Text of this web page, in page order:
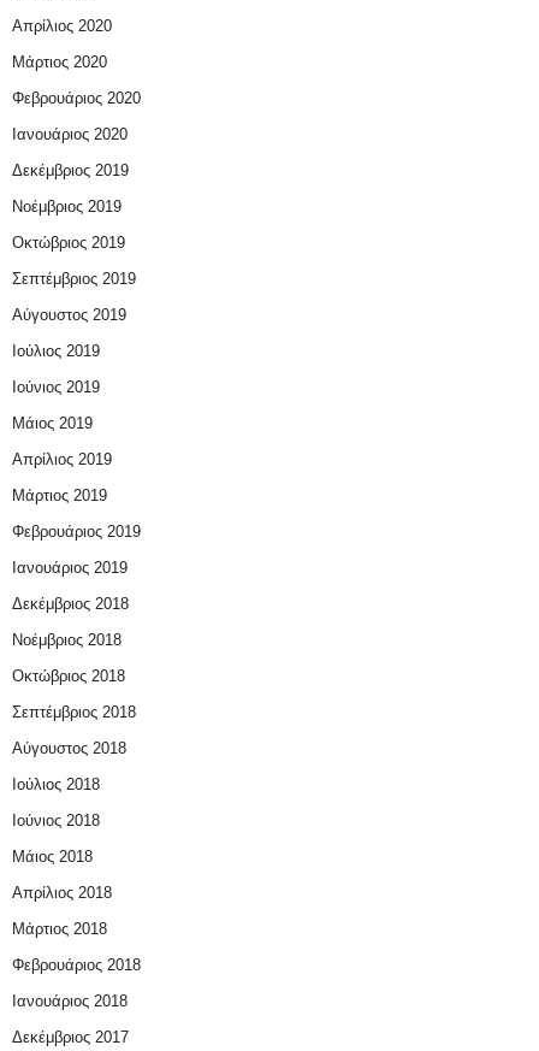
Απρίλιος 2020
Μάρτιος 2020
Φεβρουάριος 2020
Ιανουάριος 2020
Δεκέμβριος 2019
Νοέμβριος 2019
Οκτώβριος 2019
Σεπτέμβριος 2019
Αύγουστος 2019
Ιούλιος 2019
Ιούνιος 2019
Μάιος 2019
Απρίλιος 2019
Μάρτιος 2019
Φεβρουάριος 2019
Ιανουάριος 2019
Δεκέμβριος 2018
Νοέμβριος 2018
Οκτώβριος 2018
Σεπτέμβριος 2018
Αύγουστος 2018
Ιούλιος 2018
Ιούνιος 2018
Μάιος 2018
Απρίλιος 2018
Μάρτιος 2018
Φεβρουάριος 2018
Ιανουάριος 2018
Δεκέμβριος 2017